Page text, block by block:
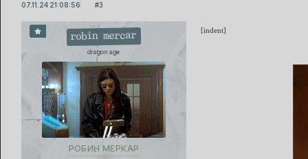
3
07.11.24 21:08:56
robin mercar
dragon age
РОБИН МЕРКАР
[indent]